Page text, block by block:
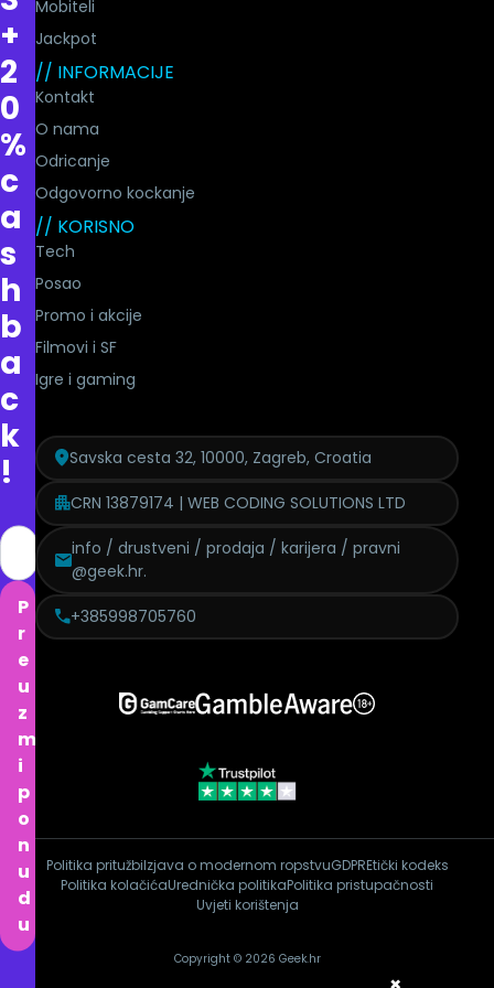
+
2
0
%
c
a
s
h
b
a
c
k
!
P
r
e
u
z
m
i
p
o
n
u
d
u
Mobiteli
Jackpot
// INFORMACIJE
Kontakt
O nama
Odricanje
Odgovorno kockanje
// KORISNO
Tech
Posao
Promo i akcije
Filmovi i SF
Igre i gaming
Savska cesta 32, 10000, Zagreb, Croatia
CRN 13879174 | WEB CODING SOLUTIONS LTD
info / drustveni / prodaja / karijera / pravni
@geek.hr.
+385998705760
Politika pritužbiIzjava o modernom ropstvuGDPREtički kodeks
Politika kolačićaUrednička politikaPolitika pristupačnosti
Uvjeti korištenja
Copyright © 2026 Geek.hr